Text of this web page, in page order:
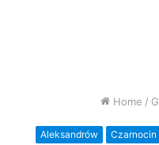
Home /
Aleksandrów Czarnocin